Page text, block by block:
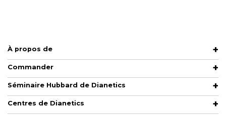
À propos de
Commander
Séminaire Hubbard de Dianetics
Centres de Dianetics